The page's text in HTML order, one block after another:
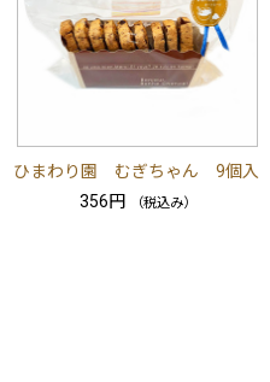
ひまわり園 むぎちゃん 9個入
356円
（税込み）